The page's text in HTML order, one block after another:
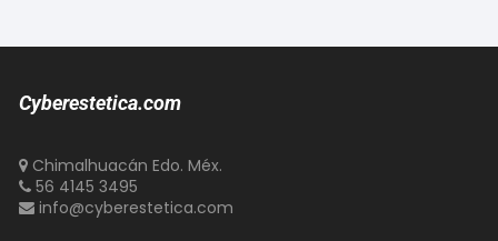
Cyberestetica.com
Chimalhuacán Edo. Méx.
56 4145 3495
info@cyberestetica.com